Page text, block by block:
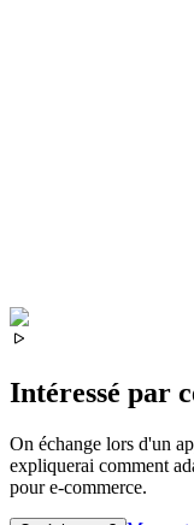
Intéressé par
On échange lors d'un
expliquerai comment
poure-commerce.